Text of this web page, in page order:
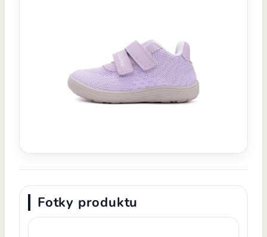
Fotky produktu